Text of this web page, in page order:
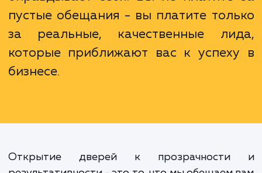
модель ценообразования, а
к вопросу глубже и более
Мы делаем ставку на
прозрачность и результативность,
за реальные, качественные